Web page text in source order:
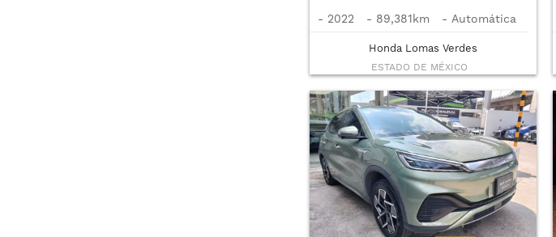
- 2022 - 89,381km - Automática
Honda Lomas Verdes
ESTADO DE MÉXICO